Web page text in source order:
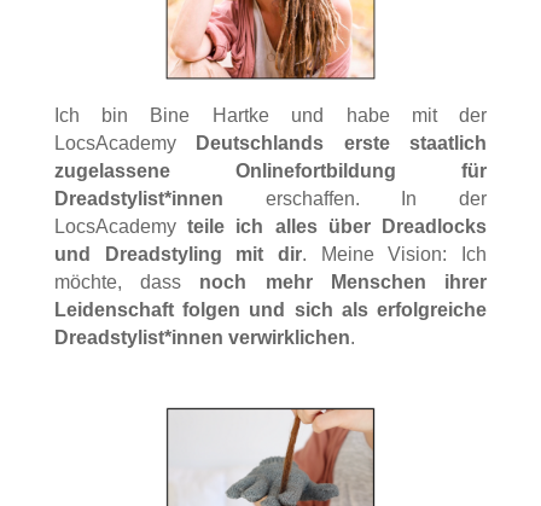
Ich bin Bine Hartke und habe mit der
LocsAcademy
Deutschlands erste staatlich
zugelassene Onlinefortbildung für
Dreadstylist*innen erschaffen. In der
LocsAcademyteile ich alles über Dreadlocks
und Dreadstyling mit dir. Meine Vision: Ich
möchte, dass noch mehr Menschen ihrer
Leidenschaft folgen und sich als erfolgreiche
Dreadstylist*innen verwirklichen.